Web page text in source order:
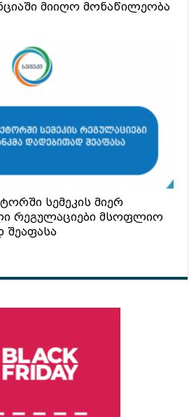
მიიღო მონაწილეობა
სემეკის მიერ
რეგულაციები მსოფლიო
შეაფასა